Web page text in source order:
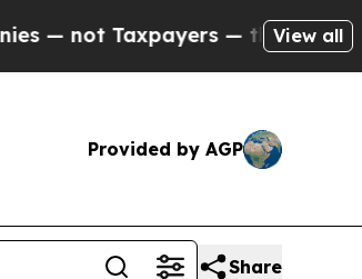
— the Chance to Cash in
View all
Provided by AGP
Share